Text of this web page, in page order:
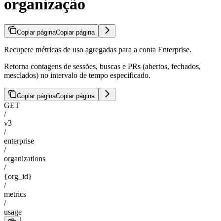
organização
Copiar páginaCopiar página
Recupere métricas de uso agregadas para a conta Enterprise.
Retorna contagens de sessões, buscas e PRs (abertos, fechados,
mesclados) no intervalo de tempo especificado.
Copiar páginaCopiar página
GET
/
v3
/
enterprise
/
organizations
/
{org_id}
/
metrics
/
usage